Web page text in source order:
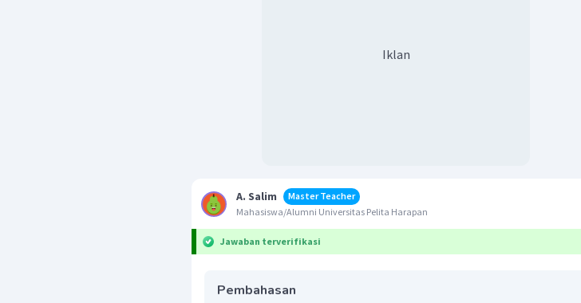
Iklan
A. Salim
Master Teacher
Mahasiswa/Alumni Universitas Pelita Harapan
Jawaban terverifikasi
Pembahasan